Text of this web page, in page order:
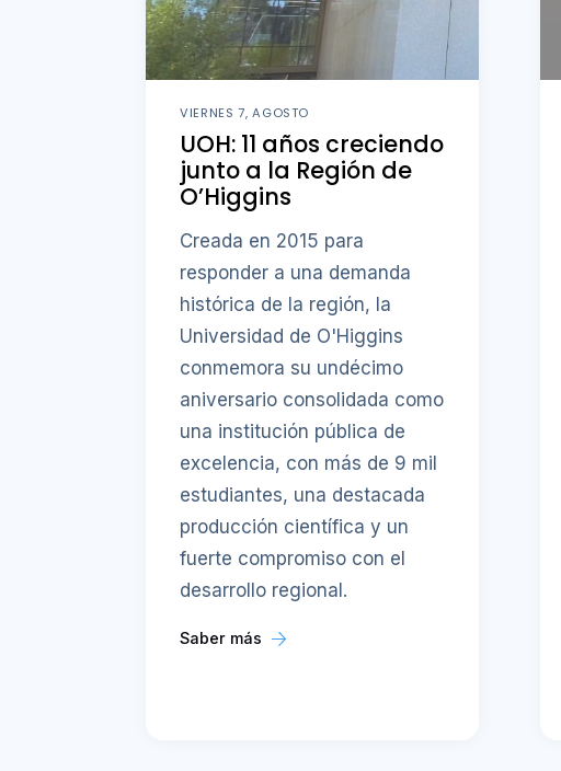
VIERNES 7, AGOSTO
UOH: 11 años creciendo
junto a la Región de
O’Higgins
Creada en 2015 para
responder a una demanda
histórica de la región, la
Universidad de O'Higgins
conmemora su undécimo
aniversario consolidada como
una institución pública de
excelencia, con más de 9 mil
estudiantes, una destacada
producción científica y un
fuerte compromiso con el
desarrollo regional.
Saber más